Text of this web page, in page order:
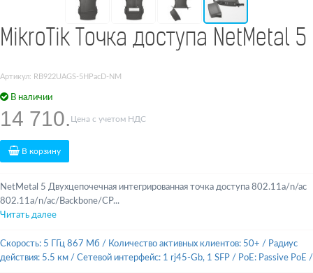
MikroTik Точка доступа NetMetal 5
Артикул: RB922UAGS-5HPacD-NM
В наличии
14 710. Цена с учетом НДС
В корзину
NetMetal 5 Двухцепочечная интегрированная точка доступа 802.11a/n/ac
802.11a/n/ac/Backbone/CP...
Читать далее
Скорость: 5 ГГц 867 Мб / Количество активных клиентов: 50+ / Радиус
действия: 5.5 км / Сетевой интерфейс: 1 rj45-Gb, 1 SFP / PoE: Passive PoE /